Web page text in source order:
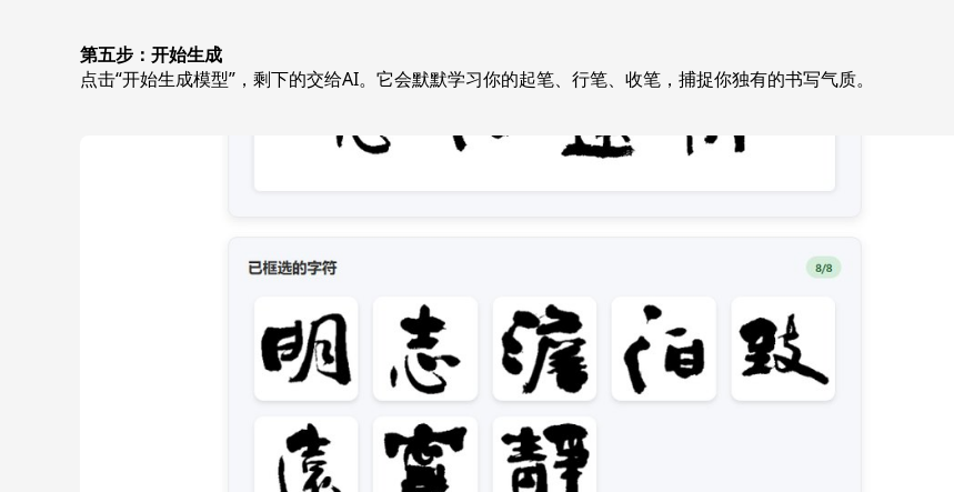
第五步：开始生成
点击“开始生成模型”，剩下的交给AI。它会默默学习你的起笔、行笔、收笔，捕捉你独有的书写气质。